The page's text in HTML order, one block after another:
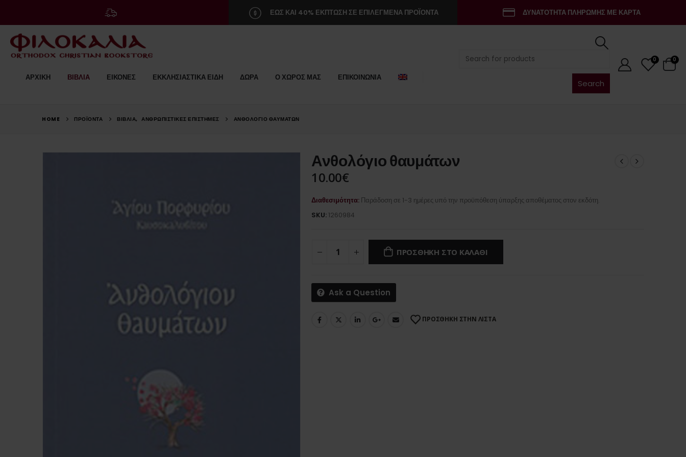
ΕΩΣ ΚΑΙ 40% ΕΚΠΤΩΣΗ ΣΕ ΕΠΙΛΕΓΜΕΝΑ ΠΡΟΪΟΝΤΑ ΔΥΝΑΤΟΤΗΤΑ ΠΛΗΡΩΜΗΣ ΜΕ ΚΑΡΤΑ
ΑΡΧΙΚΗ ΒΙΒΛΙΑ ΕΙΚΟΝΕΣ ΕΚΚΛΗΣΙΑΣΤΙΚΑ ΕΙΔΗ ΔΩΡΑ Ο ΧΩΡΟΣ ΜΑΣ ΕΠΙΚΟΙΝΩΝΙΑ
Search
0 0
HOME ΠΡΟΪΟΝΤΑ ΒΙΒΛΙΑ, ΑΝΘΡΩΠΙΣΤΙΚΈΣ ΕΠΙΣΤΉΜΕΣ ΑΝΘΟΛΌΓΙΟ ΘΑΥΜΆΤΩΝ
Ανθολόγιο θαυμάτων
10.00€
Διαθεσιμότητα: Παράδοση σε 1-3 ημέρες υπό την προϋπόθεση ύπαρξης αποθέματος στον εκδότη.
SKU: 1260984
ΠΡΟΣΘΗΚΗ ΣΤΟ ΚΑΛΑΘΙ
Ask a Question
ΠΡΟΣΘΗΚΗ ΣΤΗΝ ΛΙΣΤΑ